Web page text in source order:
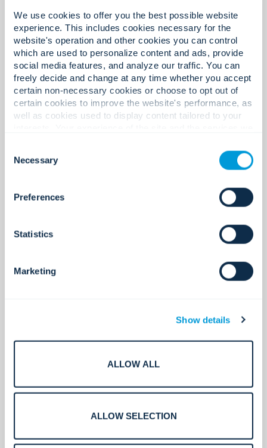
We use cookies to offer you the best possible website
experience. This includes cookies necessary for the
website's operation and other cookies you can control
which are used to personalize content and ads, provide
social media features, and analyze our traffic. You can
freely decide and change at any time whether you accept
certain non-necessary cookies or choose to opt out of
certain cookies to improve the website's performance, as
well as cookies used to display content tailored to your
cookies. Click "Show details" below for more information
about who we share your information with.
Selection
Necessary
Preferences
Statistics
Marketing
Show details
ALLOW ALL
ALLOW SELECTION
Steve Fessler is partner bij Harvest Partners,
CVCI, waar hij zich richtte op leveraged buyout-
banking-divisie van Jefferies & Co., waar hij fusies
Advanced Dermatology & Cosmetic Surgery,
Landscape. Hij heeft een bachelordiploma (BS)
van de Universiteit van Kansas.